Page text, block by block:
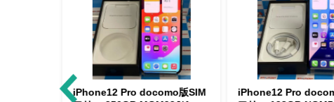
Pro docomo版SIM
iPhone12 Pro docomo版SIM